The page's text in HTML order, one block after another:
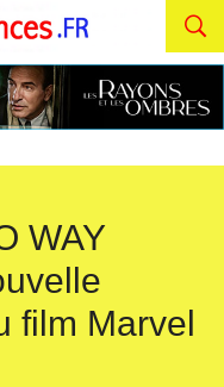
WAY
film Marvel